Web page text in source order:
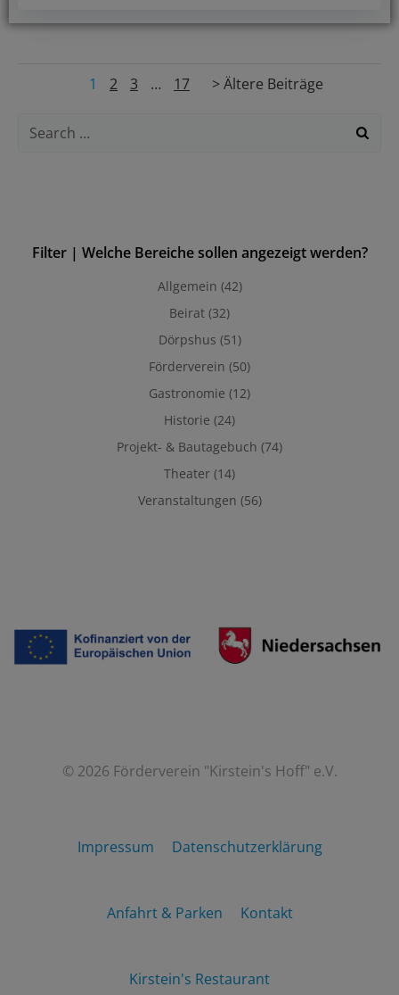
Posts
navigation
Page
1 Page
2 Page
3 … Page
17
Posts
navigation
> Ältere Beiträge
Search
Filter | Welche Bereiche sollen angezeigt werden?
Allgemein (42)
Beirat (32)
Dörpshus (51)
Förderverein (50)
Gastronomie (12)
Historie (24)
Projekt- & Bautagebuch (74)
Theater (14)
Veranstaltungen (56)
© 2026 Förderverein "Kirstein's Hoff" e.V.
Impressum Datenschutzerklärung
Anfahrt & Parken Kontakt
Kirstein's Restaurant